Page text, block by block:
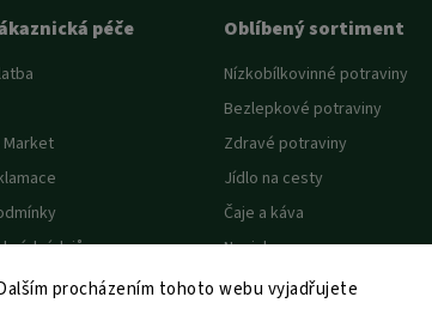
procházením tohoto webu vyjadřujete
péče
Market
údajů
Oblíbený sortiment
Nízkobílkovinné potraviny
Bezlepkové potraviny
Zdravé potraviny
Jídlo na cesty
Čaje a káva
Novinky
Akce a slevy